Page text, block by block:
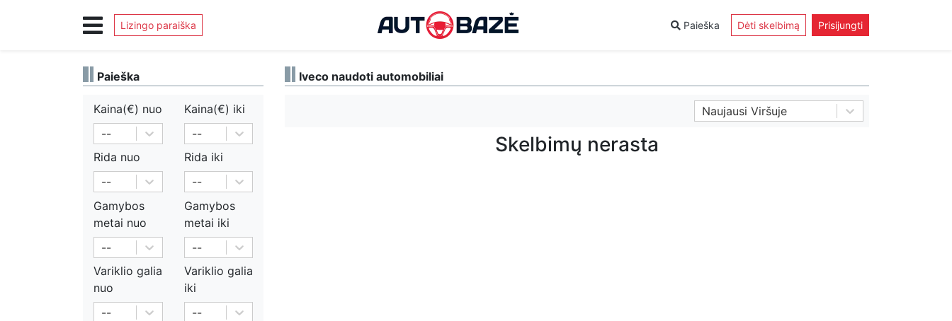
Lizingo paraiška Paieška Dėti skelbimą Prisijungti
Paieška
Kaina(€) nuo
--
Kaina(€) iki
--
Rida nuo
--
Rida iki
--
Gamybos
metai nuo
--
Gamybos
metai iki
--
Variklio galia
nuo
--
Variklio galia
iki
--
Iveco naudoti automobiliai
Naujausi Viršuje
Skelbimų nerasta